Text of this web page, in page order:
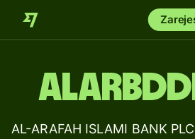
AL-ARAFAH ISLAMI BANK